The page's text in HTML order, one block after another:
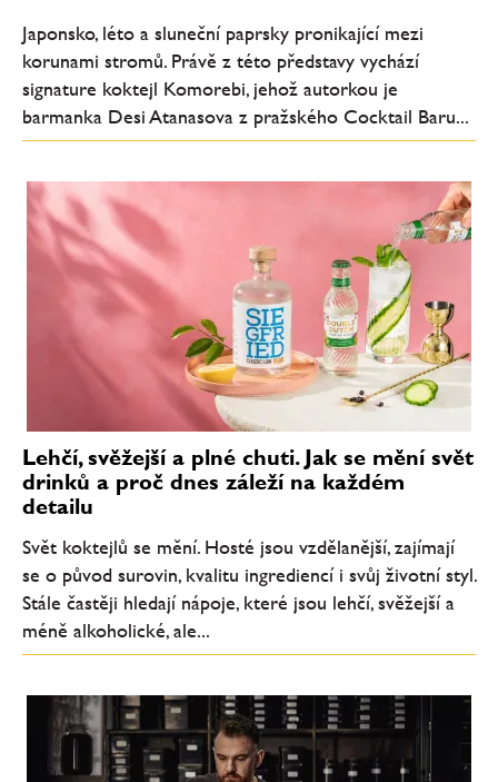
Japonsko, léto a sluneční paprsky pronikající mezi
korunami stromů. Právě z této představy vychází
signature koktejl Komorebi, jehož autorkou je
barmanka Desi Atanasova z pražského Cocktail Baru...
Lehčí, svěžejší a plné chuti. Jak se mění svět
drinků a proč dnes záleží na každém
detailu
Svět koktejlů se mění. Hosté jsou vzdělanější, zajímají
se o původ surovin, kvalitu ingrediencí i svůj životní styl.
Stále častěji hledají nápoje, které jsou lehčí, svěžejší a
méně alkoholické, ale...